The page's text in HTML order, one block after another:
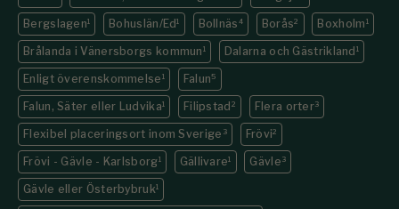
Bergslagen1 Bohuslän/Ed1 Bollnäs 4 Borås2 Boxholm 1
Brålanda i Vänersborgs kommun 1 Dalarna och Gästrikland 1
Enligt överenskommelse 1 Falun5
Falun, Säter eller Ludvika1 Filipstad 2 Flera orter3
Flexibel placeringsort inom Sverige 3 Frövi2
Frövi - Gävle - Karlsborg1 Gällivare1 Gävle 3
Gävle eller Österbybruk1